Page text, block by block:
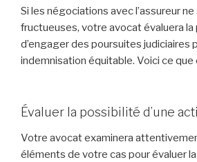
Si les négociations avec l’assureur
fructueuses, votre avocat évaluera la
d’engager des poursuites judiciaires
indemnisation équitable. Voici ce que
Évaluer la possibilité d’une
Votre avocat examinera
éléments de votre cas pour évaluer